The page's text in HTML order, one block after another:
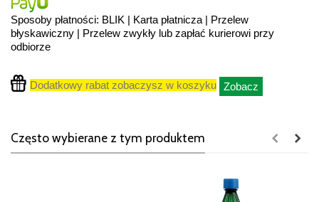
Sposoby płatności: BLIK | Karta płatnicza | Przelew
błyskawiczny | Przelew zwykły lub zapłać kurierowi przy
odbiorze
Dodatkowy rabat zobaczysz w koszyku Zobacz
Często wybierane z tym produktem